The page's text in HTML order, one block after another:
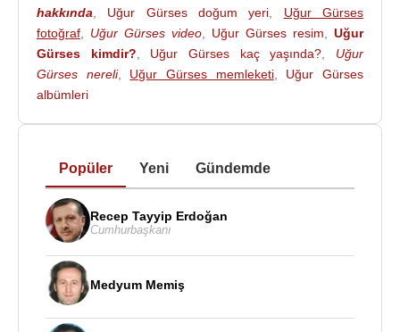
hakkında
Uğur Gürses doğum yeri
Uğur Gürses
fotoğraf
Uğur Gürses video Uğur Gürses resim
Uğur
Gürses kimdir?
Uğur Gürses kaç yaşında?
Uğur
Gürses nereli, Uğur Gürses memleketi, Uğur Gürses
albümleri
Popüler Yeni Gündemde
Recep Tayyip Erdoğan
Cumhurbaşkanı
Medyum Memiş